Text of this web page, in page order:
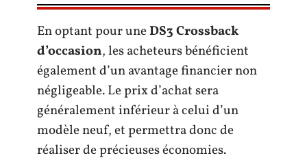
En optant pour uneDS3 Crossback
d’occasion, les acheteurs bénéficient
également d’un avantage financier non
négligeable. Le prix d’achat sera
généralement inférieur à celui d’un
modèle neuf, et permettra donc de
réaliser de précieuses économies.